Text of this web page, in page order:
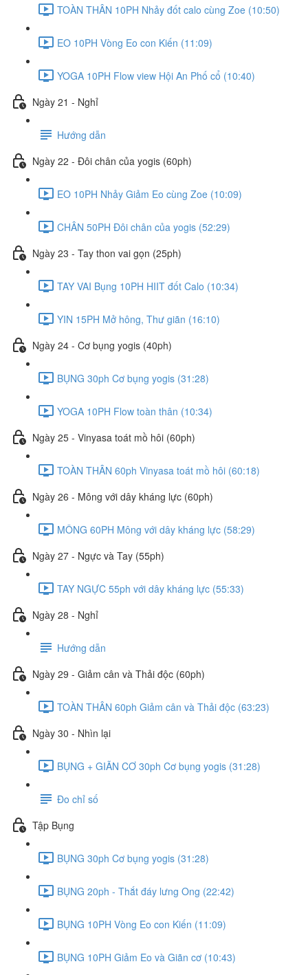
TOÀN THÂN 10PH Nhảy đốt calo cùng Zoe (10:50)
EO 10PH Vòng Eo con Kiến (11:09)
YOGA 10PH Flow view Hội An Phố cổ (10:40)
Ngày 21 - Nghỉ
Hướng dẫn
Ngày 22 - Đôi chân của yogis (60ph)
EO 10PH Nhảy Giảm Eo cùng Zoe (10:09)
CHÂN 50PH Đôi chân của yogis (52:29)
Ngày 23 - Tay thon vai gọn (25ph)
TAY VAI Bụng 10PH HIIT đốt Calo (10:34)
YIN 15PH Mở hông, Thư giãn (16:10)
Ngày 24 - Cơ bụng yogis (40ph)
BỤNG 30ph Cơ bụng yogis (31:28)
YOGA 10PH Flow toàn thân (10:34)
Ngày 25 - Vinyasa toát mồ hôi (60ph)
TOÀN THÂN 60ph Vinyasa toát mồ hôi (60:18)
Ngày 26 - Mông với dây kháng lực (60ph)
MÔNG 60PH Mông với dây kháng lực (58:29)
Ngày 27 - Ngực và Tay (55ph)
TAY NGỰC 55ph với dây kháng lực (55:33)
Ngày 28 - Nghỉ
Hướng dẫn
Ngày 29 - Giảm cân và Thải độc (60ph)
TOÀN THÂN 60ph Giảm cân và Thải độc (63:23)
Ngày 30 - Nhìn lại
BỤNG + GIÃN CƠ 30ph Cơ bụng yogis (31:28)
Đo chỉ số
Tập Bụng
BỤNG 30ph Cơ bụng yogis (31:28)
BỤNG 20ph - Thắt đáy lưng Ong (22:42)
BỤNG 10PH Vòng Eo con Kiến (11:09)
BỤNG 10PH Giảm Eo và Giãn cơ (10:43)